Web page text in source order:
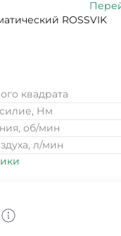
ROSSVIK
квадрата
Нм
об/мин
л/мин